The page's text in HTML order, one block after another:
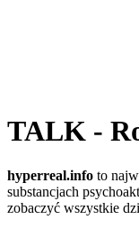
TALK -
hyperreal.info to
substancjach
zobaczyć wszystkie